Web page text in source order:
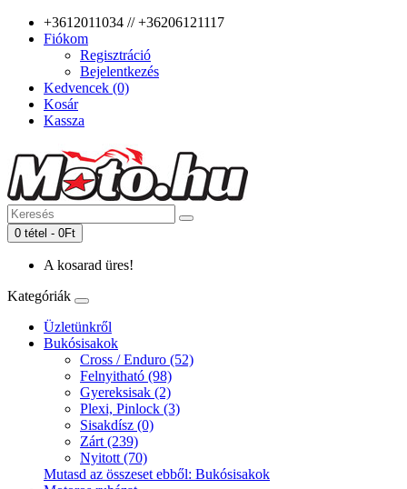
+3612011034 // +36206121117
Fiókom
Regisztráció
Bejelentkezés
Kedvencek (0)
Kosár
Kassza
0 tétel - 0Ft
A kosarad üres!
Kategóriák
Üzletünkről
Bukósisakok
Cross / Enduro (52)
Felnyitható (98)
Gyereksisak (2)
Plexi, Pinlock (3)
Sisakdísz (0)
Zárt (239)
Nyitott (70)
Mutasd az összeset ebből: Bukósisakok